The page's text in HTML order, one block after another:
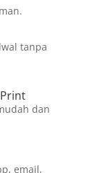
tanpa
dan
email,